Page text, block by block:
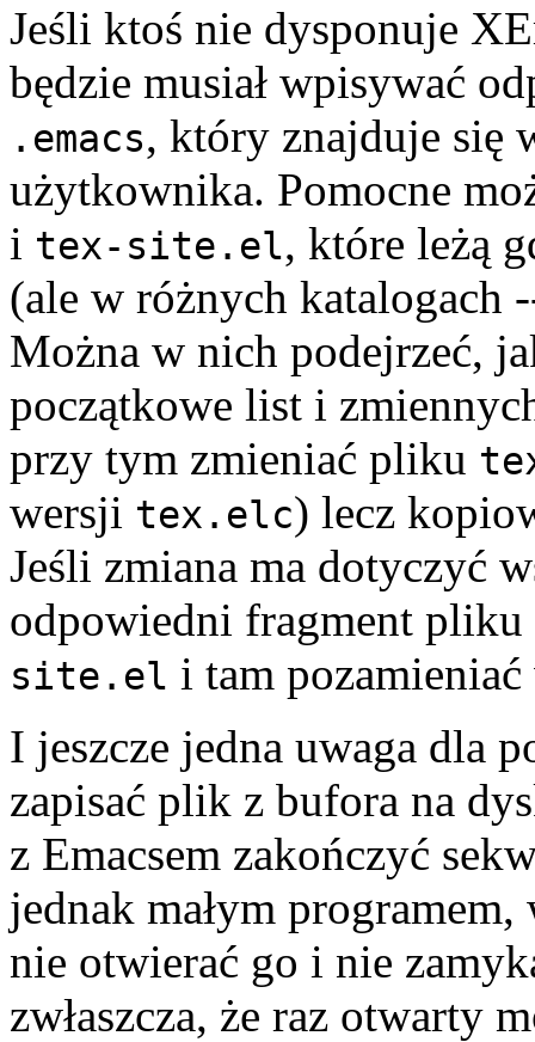
Jeśli ktoś nie dysponuje
będzie musiał wpisywać
.emacs, który znajduje się
użytkownika. Pomocne
i tex-site.el, które leżą
(ale w różnych katalogach
Można w nich podejrzeć,
początkowe list i
przy tym zmieniać pliku
wersji tex.elc) lecz
Jeśli zmiana ma dotyczyć
odpowiedni fragment pliku
site.el i tam
I jeszcze jedna uwaga dla
zapisać plik z bufora na
z Emacsem zakończyć
jednak małym
nie otwierać go i nie
zwłaszcza, że raz otwarty